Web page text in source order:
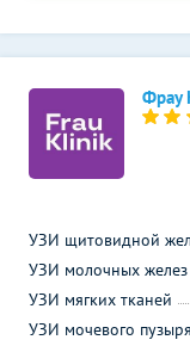
Фрау
УЗИ щитовидной
УЗИ молочных желез
УЗИ мягких тканей
УЗИ мочевого